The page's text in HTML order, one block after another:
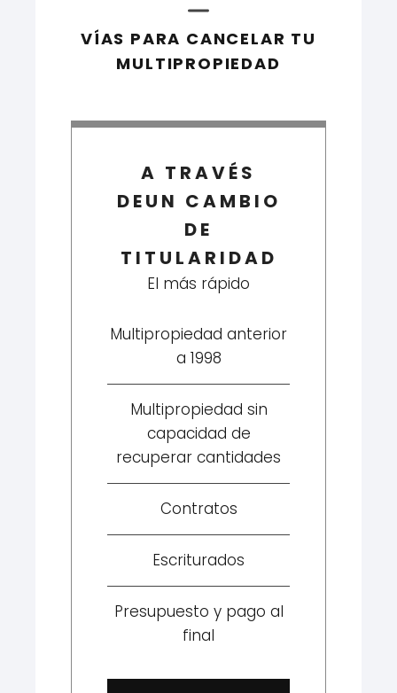
VÍAS PARA CANCELAR TU
MULTIPROPIEDAD
A TRAVÉS
DEUN CAMBIO
DE
TITULARIDAD
El más rápido
Multipropiedad anterior
a 1998
Multipropiedad sin
capacidad de
recuperar cantidades
Contratos
Escriturados
Presupuesto y pago al
final